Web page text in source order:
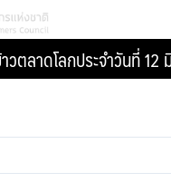
ห่งชาติ
วตลาดโลกประจำวันที่